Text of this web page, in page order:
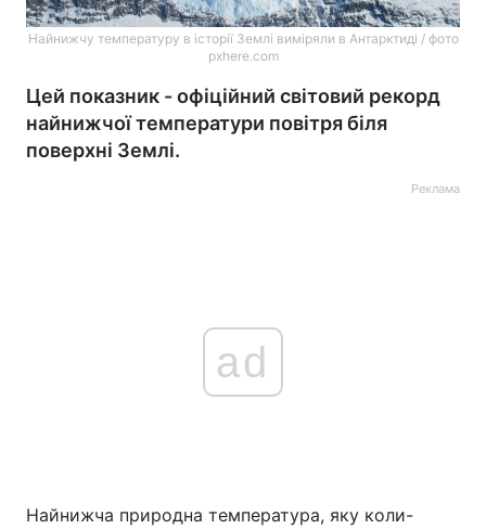
Україна Політика
Найнижчу температуру в історії Землі виміряли в Антарктиді / фото
pxhere.com
Цей показник - офіційний світовий рекорд
найнижчої температури повітря біля
поверхні Землі.
Реклама
ad
Найнижча природна температура, яку коли-